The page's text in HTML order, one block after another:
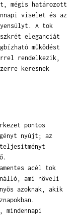
mégis határozott
viselet és az
A tok
eleganciát
működést
rendelkezik,
keresnek
pontos
nyújt; az
acél tok
ami növeli
azoknak, akik